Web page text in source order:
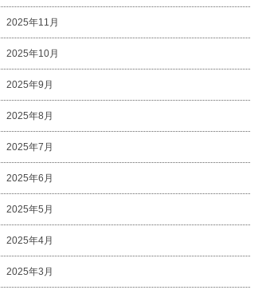
2025年11月
2025年10月
2025年9月
2025年8月
2025年7月
2025年6月
2025年5月
2025年4月
2025年3月